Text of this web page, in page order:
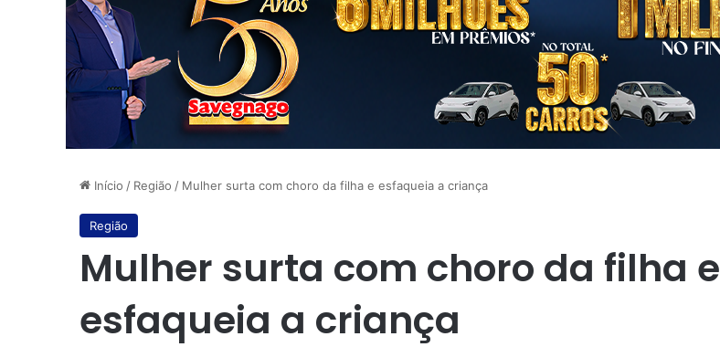
Início / Região / Mulher surta com choro da filha e esfaqueia a criança
Região
Mulher surta com choro da filha e
esfaqueia a criança